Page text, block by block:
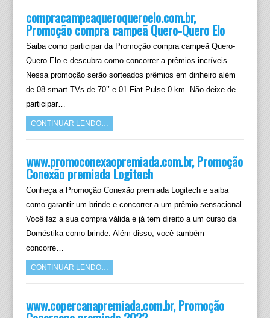
compracampeaqueroqueroelo.com.br,
Promoção compra campeã Quero-Quero Elo
Saiba como participar da Promoção compra campeã Quero-
Quero Elo e descubra como concorrer a prêmios incríveis.
Nessa promoção serão sorteados prêmios em dinheiro além
de 08 smart TVs de 70’’ e 01 Fiat Pulse 0 km. Não deixe de
participar…
CONTINUAR LENDO…
www.promoconexaopremiada.com.br, Promoção
Conexão premiada Logitech
Conheça a Promoção Conexão premiada Logitech e saiba
como garantir um brinde e concorrer a um prêmio sensacional.
Você faz a sua compra válida e já tem direito a um curso da
Doméstika como brinde. Além disso, você também
concorre…
CONTINUAR LENDO…
www.copercanapremiada.com.br, Promoção